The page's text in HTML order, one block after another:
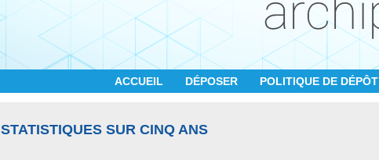
ACCUEIL DÉPOSER POLITIQUE DE DÉPÔT
STATISTIQUES SUR CINQ ANS